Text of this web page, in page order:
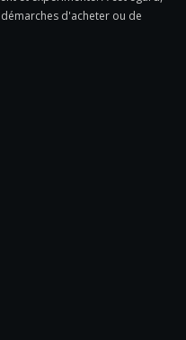
d'acheter ou de